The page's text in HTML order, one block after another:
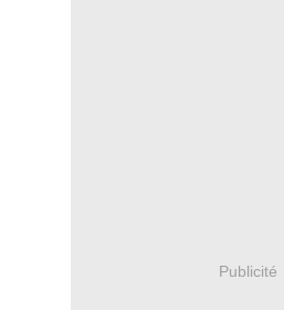
Publicité